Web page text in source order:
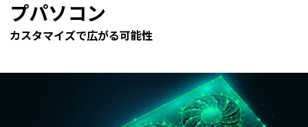
プパソコン
カスタマイズで広がる可能性